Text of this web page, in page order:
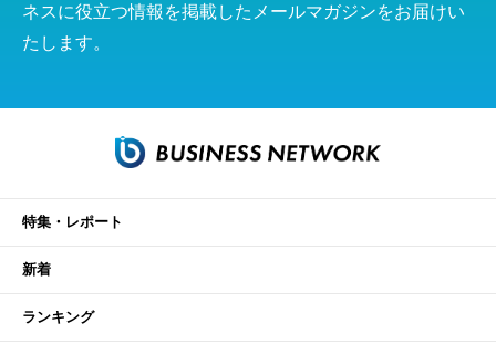
ネスに役立つ情報を掲載したメールマガジンをお届けい
たします。
特集・レポート
新着
ランキング